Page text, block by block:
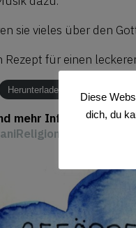
sie vieles über den
Rezept für einen
Herunterladen
mehr Informationen
Diese
dich, du